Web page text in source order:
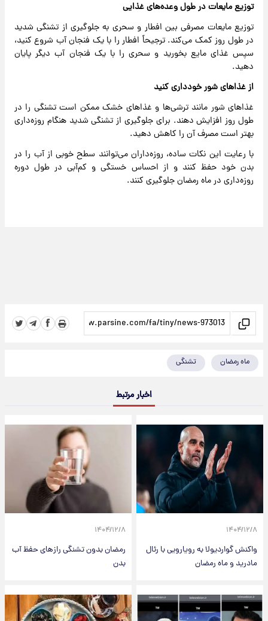
توزیع مایعات در طول وعده‌های غذایی
توزیع مایعات مصرفی بین افطار و سحری به جلوگیری از تشنگی شدید
در طول روز کمک می‌کند. ترجیحاً افطار را با یک فنجان آب شروع کنید،
سپس غذای مایع بخورید و سحری را با یک فنجان آب دیگر پایان
دهید.
از غذا‌های شور خودداری کنید
غذا‌های شور مانند ترشی‌ها و غذا‌های خشک ممکن است تشنگی را در
طول روز افزایش دهند. برای جلوگیری از تشنگی شدید هنگام روزه‌داری
بهتر است مصرف آن را کاهش دهید.
با رعایت این نکات ساده، روزه‌داران می‌توانند سطح خوبی از آب را در
بدن خود حفظ کنند و از احساس خستگی و کم‌آبی در طول دوره
روزه‌داری در ماه رمضان جلوگیری کنند.
ماه رمضان تشنگی
اخبار مرتبط
۱۴۰۴/۱۲/۸
واکنش گواردیولا به رویارویی با رئال
مادرید و ماه رمضان‌
۱۴۰۴/۱۲/۸
رمضان بدون تشنگی رازهای حفظ آب
بدن